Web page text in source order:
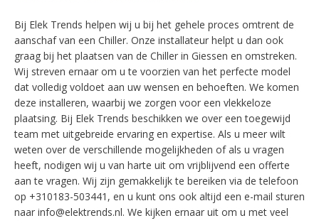
Bij Elek Trends helpen wij u bij het gehele proces omtrent de
aanschaf van een Chiller. Onze installateur helpt u dan ook
graag bij het plaatsen van de Chiller in Giessen en omstreken.
Wij streven ernaar om u te voorzien van het perfecte model
dat volledig voldoet aan uw wensen en behoeften. We komen
deze installeren, waarbij we zorgen voor een vlekkeloze
plaatsing. Bij Elek Trends beschikken we over een toegewijd
team met uitgebreide ervaring en expertise. Als u meer wilt
weten over de verschillende mogelijkheden of als u vragen
heeft, nodigen wij u van harte uit om vrijblijvend een offerte
aan te vragen. Wij zijn gemakkelijk te bereiken via de telefoon
op +310183-503441, en u kunt ons ook altijd een e-mail sturen
naar info@elektrends.nl. We kijken ernaar uit om u met veel